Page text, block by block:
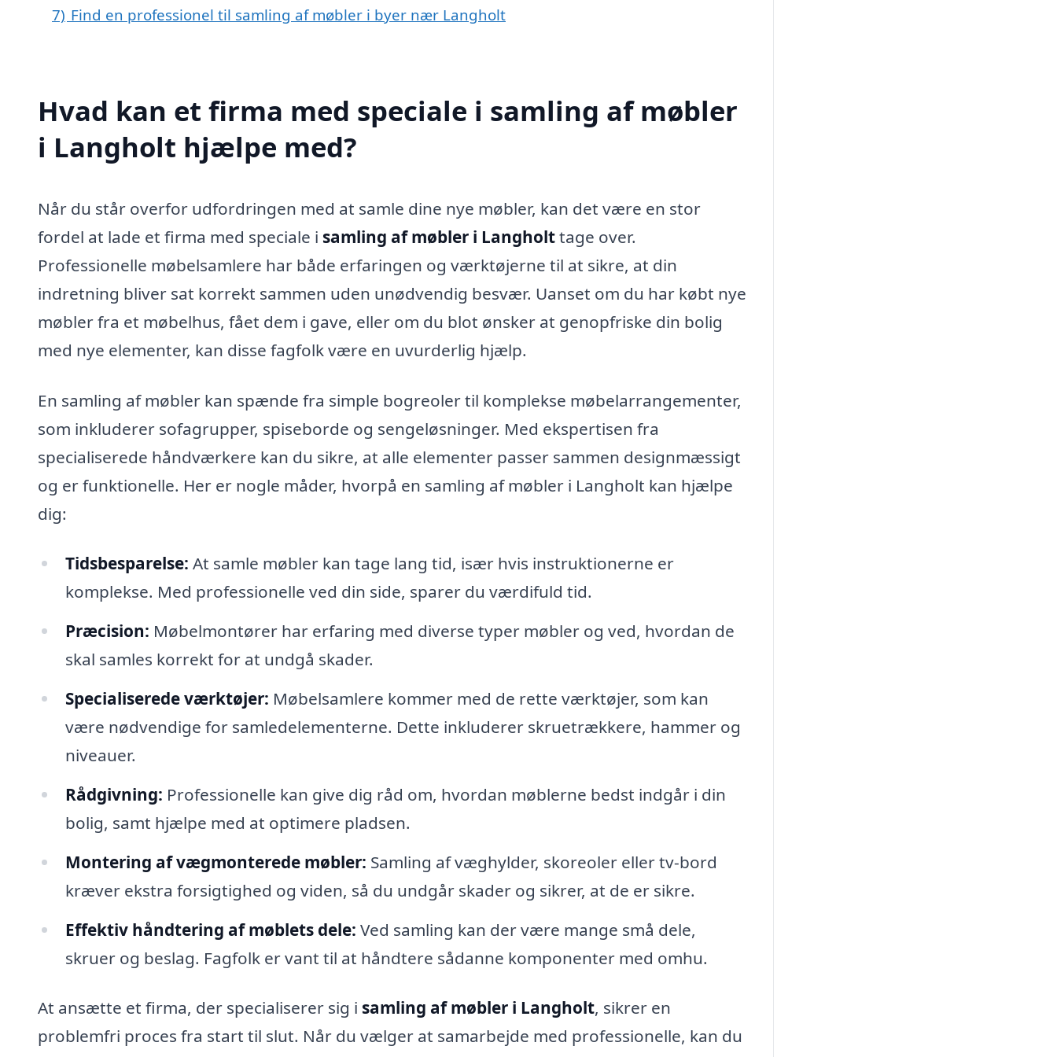
7) Find en professionel til samling af møbler i byer nær Langholt
Hvad kan et firma med speciale i samling af møbler
i Langholt hjælpe med?
Når du står overfor udfordringen med at samle dine nye møbler, kan det være en stor
fordel at lade et firma med speciale i samling af møbler i Langholttage over.
Professionelle møbelsamlere har både erfaringen og værktøjerne til at sikre, at din
indretning bliver sat korrekt sammen uden unødvendig besvær. Uanset om du har købt nye
møbler fra et møbelhus, fået dem i gave, eller om du blot ønsker at genopfriske din bolig
med nye elementer, kan disse fagfolk være en uvurderlig hjælp.
En samling af møbler kan spænde fra simple bogreoler til komplekse møbelarrangementer,
som inkluderer sofagrupper, spiseborde og sengeløsninger. Med ekspertisen fra
specialiserede håndværkere kan du sikre, at alle elementer passer sammen designmæssigt
og er funktionelle. Her er nogle måder, hvorpå en samling af møbler i Langholt kan hjælpe
dig:
Tidsbesparelse: At samle møbler kan tage lang tid, især hvis instruktionerne er
komplekse. Med professionelle ved din side, sparer du værdifuld tid.
Præcision: Møbelmontører har erfaring med diverse typer møbler og ved, hvordan de
skal samles korrekt for at undgå skader.
Specialiserede værktøjer: Møbelsamlere kommer med de rette værktøjer, som kan
være nødvendige for samledelementerne. Dette inkluderer skruetrækkere, hammer og
niveauer.
Rådgivning: Professionelle kan give dig råd om, hvordan møblerne bedst indgår i din
bolig, samt hjælpe med at optimere pladsen.
Montering af vægmonterede møbler: Samling af væghylder, skoreoler eller tv-bord
kræver ekstra forsigtighed og viden, så du undgår skader og sikrer, at de er sikre.
Effektiv håndtering af møblets dele: Ved samling kan der være mange små dele,
skruer og beslag. Fagfolk er vant til at håndtere sådanne komponenter med omhu.
At ansætte et firma, der specialiserer sig i samling af møbler i Langholt, sikrer en
problemfri proces fra start til slut. Når du vælger at samarbejde med professionelle, kan du